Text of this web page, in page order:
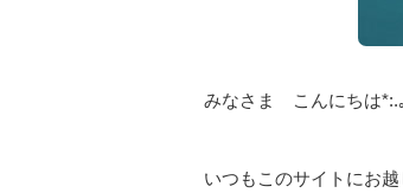
みなさま こんにちは*:.
いつもこのサイトにお